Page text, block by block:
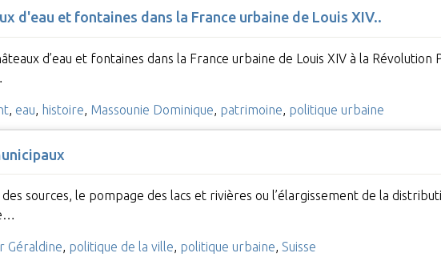
d'eau et fontaines dans la France urbaine de Louis XIV..
d’eau et fontaines dans la France urbaine de Louis XIV à la
, eau histoire Massounie Dominique patrimoine politique urbaine
sources, le pompage des lacs et rivières ou l’élargissement de la
Géraldine, politique de la ville, politique urbaine, Suisse